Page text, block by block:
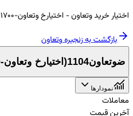
اختیار خریدوتعاون- اختیارخ وتعاون-1700-14041126
بازگشت به زنجیرهوتعاون
ضوتعاون1104 ( اختیارخ وتعاون-1700-14041126
نمودارها
معاملات
آخرین قیمت